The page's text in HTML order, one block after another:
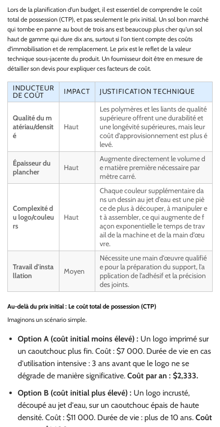
Lors de la planification d'un budget, il est essentiel de comprendre le coût
total de possession (CTP), et pas seulement le prix initial. Un sol bon marché
qui tombe en panne au bout de trois ans est beaucoup plus cher qu'un sol
haut de gamme qui dure dix ans, surtout si l'on tient compte des coûts
d'immobilisation et de remplacement. Le prix est le reflet de la valeur
technique sous-jacente du produit. Un fournisseur doit être en mesure de
détailler son devis pour expliquer ces facteurs de coût.
INDUCTEUR
DE COÛT
IMPACT JUSTIFICATION TECHNIQUE
Qualité du m
atériau/densit
é
Haut
Les polymères et les liants de qualité
supérieure offrent une durabilité et
une longévité supérieures, mais leur
coût d'approvisionnement est plus é
levé.
Épaisseur du
plancher
Haut
Augmente directement le volume d
e matière première nécessaire par
mètre carré.
Complexité d
u logo/couleu
rs
Haut
Chaque couleur supplémentaire da
ns un dessin au jet d'eau est une piè
ce de plus à découper, à manipuler e
t à assembler, ce qui augmente de f
açon exponentielle le temps de trav
ail de la machine et de la main d'œu
vre.
Travail d'insta
llation
Moyen
Nécessite une main d'œuvre qualifié
e pour la préparation du support, l'a
pplication de l'adhésif et la précision
des joints.
Au-delà du prix initial : Le coût total de possession (CTP)
Imaginons un scénario simple.
Option A (coût initial moins élevé) : Un logo imprimé sur
un caoutchouc plus fin. Coût : $7 000. Durée de vie en cas
d'utilisation intensive : 3 ans avant que le logo ne se
dégrade de manière significative. Coût par an : $2,333.
Option B (coût initial plus élevé) : Un logo incrusté,
découpé au jet d'eau, sur un caoutchouc épais de haute
densité. Coût : $11 000. Durée de vie : plus de 10 ans. Coût